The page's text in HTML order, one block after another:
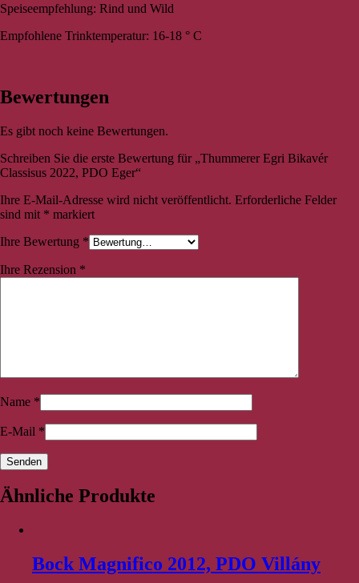
Speiseempfehlung: Rind und Wild
Empfohlene Trinktemperatur: 16-18 ° C
Bewertungen
Es gibt noch keine Bewertungen.
Schreiben Sie die erste Bewertung für „Thummerer Egri Bikavér
Classisus 2022, PDO Eger“
Ihre E-Mail-Adresse wird nicht veröffentlicht. Erforderliche Felder
sind mit * markiert
Ihre Bewertung *
Ihre Rezension *
Name *
E-Mail *
Ähnliche Produkte
Bock Magnifico 2012, PDO Villány